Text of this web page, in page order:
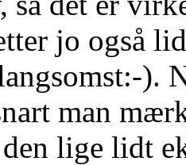
jo også
).
man
lige lidt